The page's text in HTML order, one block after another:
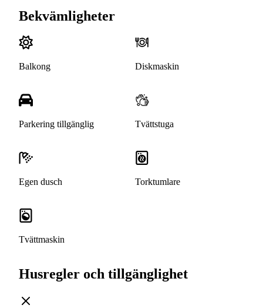
Bekvämligheter
Balkong Diskmaskin
Parkering tillgänglig Tvättstuga
Egen dusch Torktumlare
Tvättmaskin
Husregler och tillgänglighet